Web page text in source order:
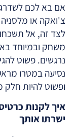
אם בא לכם לשדרג
צ'ואקה או
לצד זה, אל
משחק ובמיוחד
נרגשים. פשוט
נסיעה במטרו
ופשוט להיות
איך לקנות
ישרתו אותך